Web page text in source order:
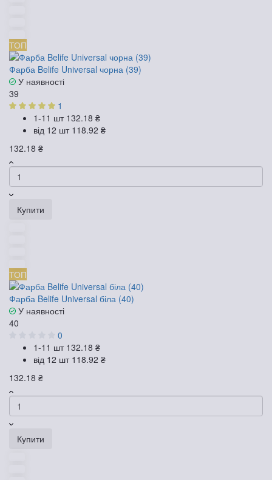
ТОП
Фарба Belife Universal чорна (39)
У наявності
39
1
1-11 шт 132.18 ₴
від 12 шт 118.92 ₴
132.18 ₴
Купити
ТОП
Фарба Belife Universal біла (40)
У наявності
40
0
1-11 шт 132.18 ₴
від 12 шт 118.92 ₴
132.18 ₴
Купити